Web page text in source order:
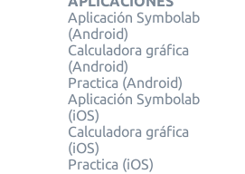
Aplicación Symbolab
(Android)
Calculadora gráfica
(Android)
Practica (Android)
Aplicación Symbolab
(iOS)
Calculadora gráfica
(iOS)
Practica (iOS)